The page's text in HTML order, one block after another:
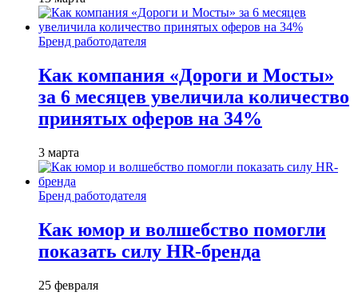
Бренд работодателя
Как компания «Дороги и Мосты»
за 6 месяцев увеличила количество
принятых оферов на 34%
3 марта
Бренд работодателя
Как юмор и волшебство помогли
показать силу HR-бренда
25 февраля